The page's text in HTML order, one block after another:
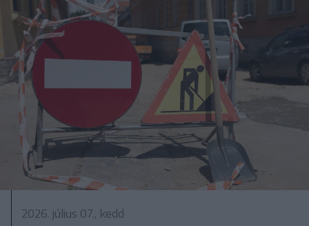
2026. július 07., kedd